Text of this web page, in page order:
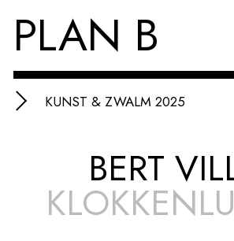
PLAN B
Reflecties & publicaties
KUNST & ZWALM 2025
BERT